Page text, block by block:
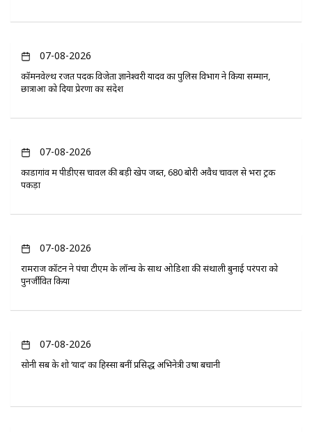
07-08-2026
कॉमनवेल्थ रजत पदक विजेता ज्ञानेश्वरी यादव का पुलिस विभाग ने किया सम्मान,
छात्राओं को दिया प्रेरणा का संदेश
07-08-2026
कोंडागांव में पीडीएस चावल की बड़ी खेप जब्त, 680 बोरी अवैध चावल से भरा ट्रक
पकड़ा
07-08-2026
रामराज कॉटन ने पंचा टीएम के लॉन्च के साथ ओडिशा की संथाली बुनाई परंपरा को
पुनर्जीवित किया
07-08-2026
सोनी सब के शो ‘यादें’ का हिस्सा बनीं प्रसिद्ध अभिनेत्री उषा बचानी